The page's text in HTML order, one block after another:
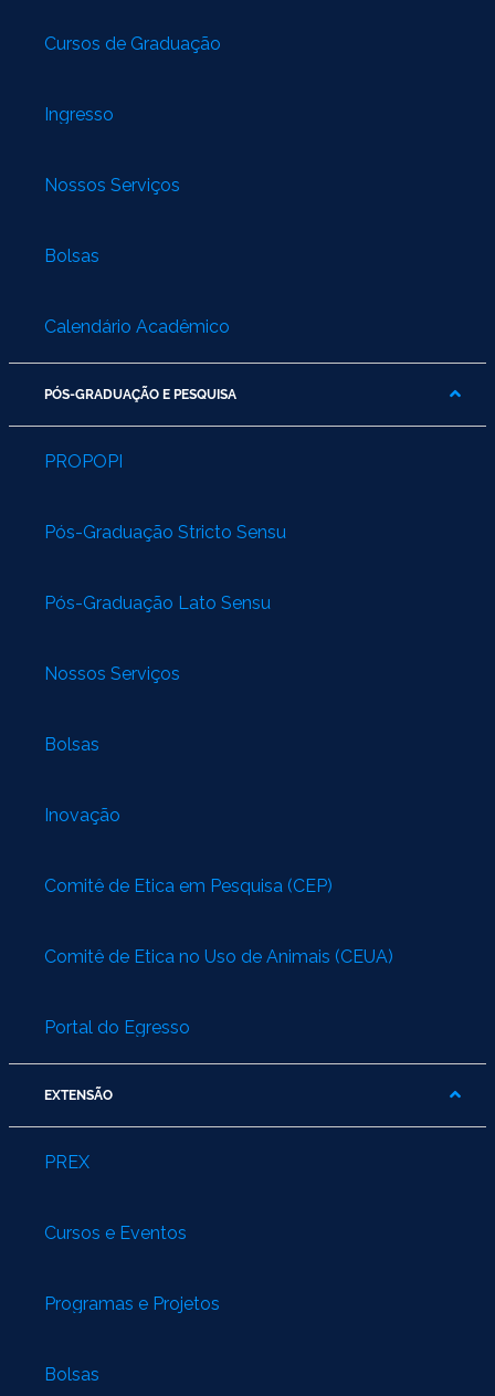
Cursos de Graduação
Ingresso
Nossos Serviços
Bolsas
Calendário Acadêmico
PÓS-GRADUAÇÃO E PESQUISA
PROPOPI
Pós-Graduação Stricto Sensu
Pós-Graduação Lato Sensu
Nossos Serviços
Bolsas
Inovação
Comitê de Ética em Pesquisa (CEP)
Comitê de Ética no Uso de Animais (CEUA)
Portal do Egresso
EXTENSÃO
PREX
Cursos e Eventos
Programas e Projetos
Bolsas